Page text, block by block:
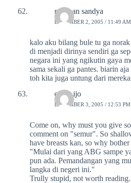
nyoman sandya
DECEMBER 2, 2005 / 11:49 AM
kalo aku bilang bule tu ga
di menjadi dirinya sendiri ga
negara ini yang ngikutin gaya
sama sekali ga pantes. biarin
toh kita juga untung dari mereka
cielo_ijo
DECEMBER 3, 2005 / 12:53 PM
Come on, why must you give
comment on "semur". So
have breasts kan, so why
"Mulai dari yang ABG sampe
pun ada. Pemandangan yang
langka di negeri ini."
Trully stupid, not worth reading.